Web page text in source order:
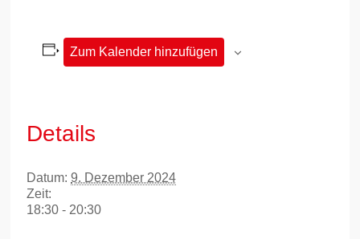
Zum Kalender hinzufügen
Details
Datum: 9. Dezember 2024
Zeit:
18:30 - 20:30